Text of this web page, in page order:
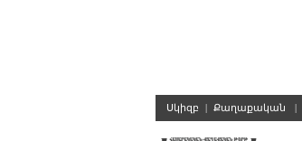
Սկիզբ | Քաղաքական |